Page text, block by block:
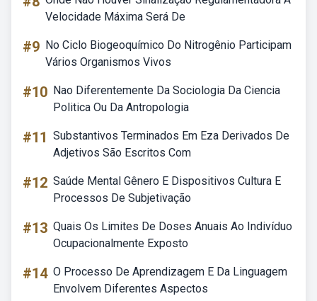
Velocidade Máxima Será De
#9 No Ciclo Biogeoquímico Do Nitrogênio Participam
Vários Organismos Vivos
#10 Nao Diferentemente Da Sociologia Da Ciencia
Politica Ou Da Antropologia
#11 Substantivos Terminados Em Eza Derivados De
Adjetivos São Escritos Com
#12 Saúde Mental Gênero E Dispositivos Cultura E
Processos De Subjetivação
#13 Quais Os Limites De Doses Anuais Ao Indivíduo
Ocupacionalmente Exposto
#14 O Processo De Aprendizagem E Da Linguagem
Envolvem Diferentes Aspectos